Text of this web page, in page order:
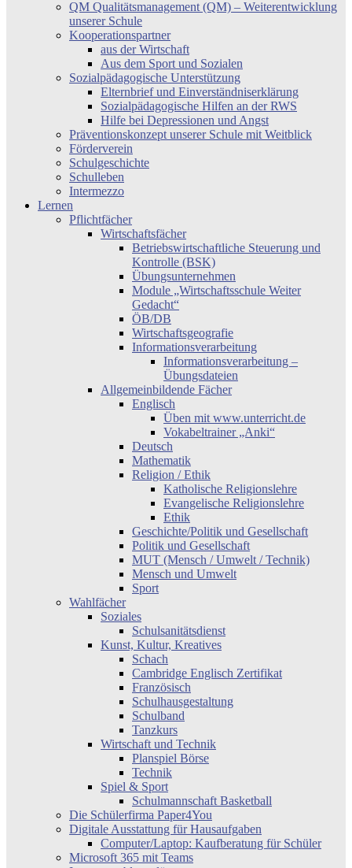
QM Qualitätsmanagement (QM) – Weiterentwicklung
unserer Schule
Kooperationspartner
aus der Wirtschaft
Aus dem Sport und Sozialen
Sozialpädagogische Unterstützung
Elternbrief und Einverständniserklärung
Sozialpädagogische Hilfen an der RWS
Hilfe bei Depressionen und Angst
Präventionskonzept unserer Schule mit Weitblick
Förderverein
Schulgeschichte
Schulleben
Intermezzo
Lernen
Pflichtfächer
Wirtschaftsfächer
Betriebswirtschaftliche Steuerung und
Kontrolle (BSK)
Übungsunternehmen
Module „Wirtschaftsschule Weiter
Gedacht“
ÖB/DB
Wirtschaftsgeografie
Informationsverarbeitung
Informationsverarbeitung –
Übungsdateien
Allgemeinbildende Fächer
Englisch
Üben mit www.unterricht.de
Vokabeltrainer „Anki“
Deutsch
Mathematik
Religion / Ethik
Katholische Religionslehre
Evangelische Religionslehre
Ethik
Geschichte/Politik und Gesellschaft
Politik und Gesellschaft
MUT (Mensch / Umwelt / Technik)
Mensch und Umwelt
Sport
Wahlfächer
Soziales
Schulsanitätsdienst
Kunst, Kultur, Kreatives
Schach
Cambridge Englisch Zertifikat
Französisch
Schulhausgestaltung
Schulband
Tanzkurs
Wirtschaft und Technik
Planspiel Börse
Technik
Spiel & Sport
Schulmannschaft Basketball
Die Schülerfirma Paper4You
Digitale Ausstattung für Hausaufgaben
Computer/Laptop: Kaufberatung für Schüler
Microsoft 365 mit Teams